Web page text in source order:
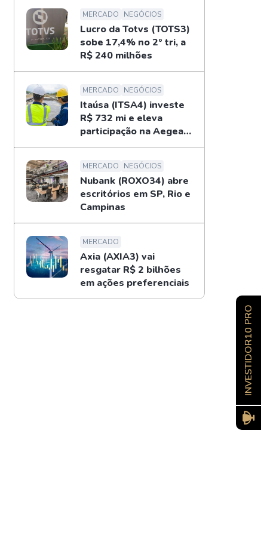
MERCADO NEGÓCIOS
Lucro da Totvs (TOTS3)
sobe 17,4% no 2º tri, a
R$ 240 milhões
MERCADO NEGÓCIOS
Itaúsa (ITSA4) investe
R$ 732 mi e eleva
participação na Aegea
para 14%
MERCADO NEGÓCIOS
Nubank (ROXO34) abre
escritórios em SP, Rio e
Campinas
MERCADO
Axia (AXIA3) vai
resgatar R$ 2 bilhões
em ações preferenciais
INVESTIDOR10 PRO